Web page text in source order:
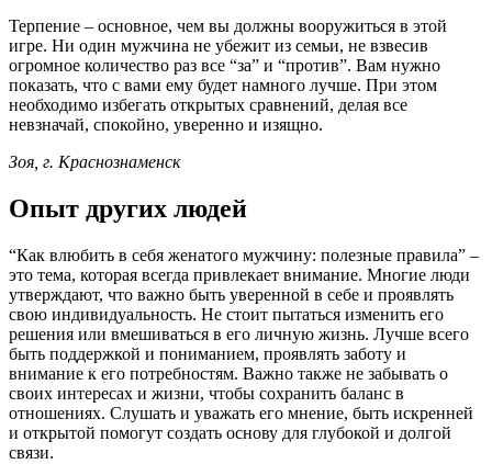
Терпение – основное, чем вы должны вооружиться в этой
игре. Ни один мужчина не убежит из семьи, не взвесив
огромное количество раз все “за” и “против”. Вам нужно
показать, что с вами ему будет намного лучше. При этом
необходимо избегать открытых сравнений, делая все
невзначай, спокойно, уверенно и изящно.
Зоя, г. Краснознаменск
Опыт других людей
“Как влюбить в себя женатого мужчину: полезные правила” –
это тема, которая всегда привлекает внимание. Многие люди
утверждают, что важно быть уверенной в себе и проявлять
свою индивидуальность. Не стоит пытаться изменить его
решения или вмешиваться в его личную жизнь. Лучше всего
быть поддержкой и пониманием, проявлять заботу и
внимание к его потребностям. Важно также не забывать о
своих интересах и жизни, чтобы сохранить баланс в
отношениях. Слушать и уважать его мнение, быть искренней
и открытой помогут создать основу для глубокой и долгой
связи.